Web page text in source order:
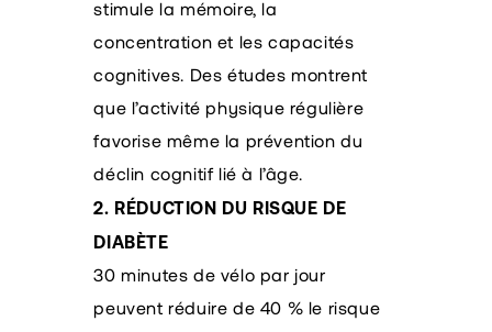
stimule la mémoire, la
concentration et les capacités
cognitives. Des études montrent
que l’activité physique régulière
favorise même la prévention du
déclin cognitif lié à l’âge.
2. RÉDUCTION DU RISQUE DE
DIABÈTE
30 minutes de vélo par jour
peuvent réduire de 40 % le risque